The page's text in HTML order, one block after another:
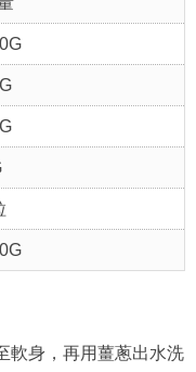
軟身，再用薑蔥出水洗